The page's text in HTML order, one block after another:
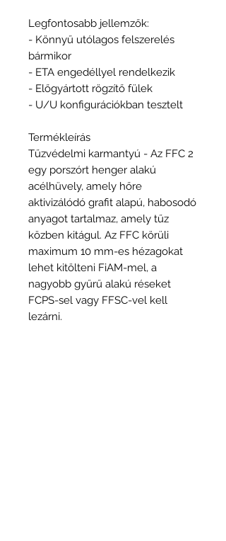
Legfontosabb jellemzők:
- Könnyű utólagos felszerelés
bármikor
- ETA engedéllyel rendelkezik
- Előgyártott rögzítő fülek
- U/U konfigurációkban tesztelt
Termékleírás
Tűzvédelmi karmantyú - Az FFC 2
egy porszórt henger alakú
acélhüvely, amely hőre
aktivizálódó grafit alapú, habosodó
anyagot tartalmaz, amely tűz
közben kitágul. Az FFC körüli
maximum 10 mm-es hézagokat
lehet kitölteni FiAM-mel, a
nagyobb gyűrű alakú réseket
FCPS-sel vagy FFSC-vel kell
lezárni.